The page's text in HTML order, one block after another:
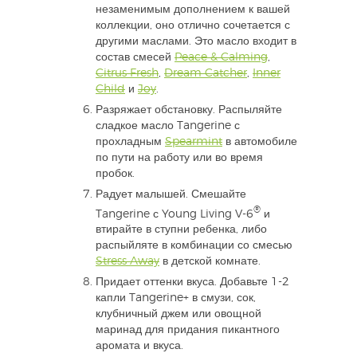
незаменимым дополнением к вашей
коллекции, оно отлично сочетается с
другими маслами. Это масло входит в
состав смесей Peace & Calming
Citrus Fresh Dream Catcher Inner
Child и Joy
Разряжает обстановку. Распыляйте
сладкое масло Tangerine с
прохладным Spearmint в автомобиле
по пути на работу или во время
пробок.
Радует малышей. Смешайте
Tangerine с Young Living V-6® и
втирайте в ступни ребенка, либо
распыйляте в комбинации со смесью
Stress Away в детской комнате.
Придает оттенки вкуса. Добавьте 1-2
капли Tangerine+ в смузи, сок,
клубничный джем или овощной
маринад для придания пикантного
аромата и вкуса.